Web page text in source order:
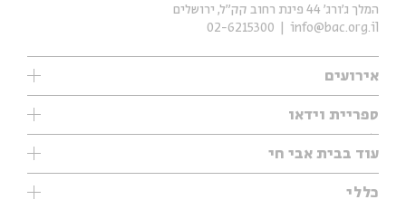
אירועים
עיון
אנגלית
נוער
ספריית וידאו
ילדים
מוזיקה
עיון
עוד בבית אבי חי
תערוכות
מיוחדים
כללי
המלך ג'ורג' 44 פינת רחוב קק״ל, ירושלים
info@bac.org.il
02-6215300